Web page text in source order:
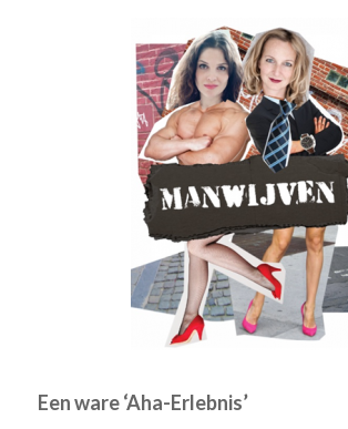
Een ware ‘Aha-Erlebnis’